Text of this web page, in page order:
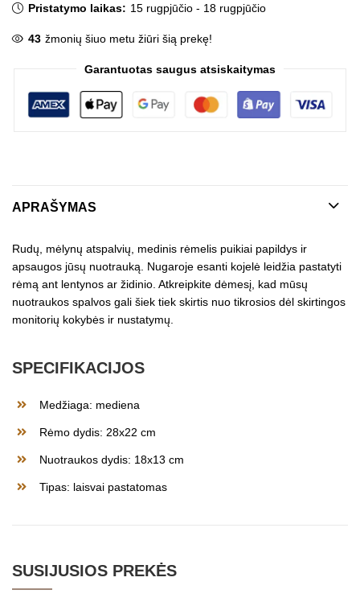
Pristatymo laikas: 15 rugpjūčio - 18 rugpjūčio
43 žmonių šiuo metu žiūri šią prekę!
Garantuotas saugus atsiskaitymas
APRAŠYMAS
Rudų, mėlynų atspalvių, medinis rėmelis puikiai papildys ir
apsaugos jūsų nuotrauką. Nugaroje esanti kojelė leidžia pastatyti
rėmą ant lentynos ar židinio. Atkreipkite dėmesį, kad mūsų
nuotraukos spalvos gali šiek tiek skirtis nuo tikrosios dėl skirtingos
monitorių kokybės ir nustatymų.
SPECIFIKACIJOS
Medžiaga: mediena
Rėmo dydis: 28x22 cm
Nuotraukos dydis: 18x13 cm
Tipas: laisvai pastatomas
SUSIJUSIOS PREKĖS